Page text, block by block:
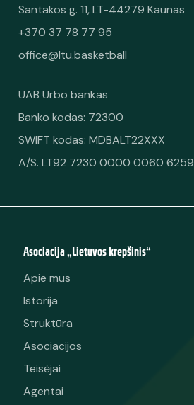
Santakos g. 11, LT-44279 Kaunas
+370 37 78 77 95
office@ltu.basketball
UAB Urbo bankas
Banko kodas: 72300
SWIFT kodas: MDBALT22XXX
A/S. LT92 7230 0000 0060 6259
Asociacija „Lietuvos krepšinis“
Apie mus
Istorija
Struktūra
Asociacijos
Teisėjai
Agentai